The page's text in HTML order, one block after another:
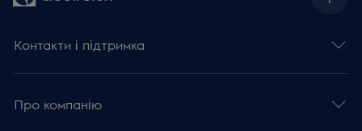
Контакти і підтримка
Про компанію